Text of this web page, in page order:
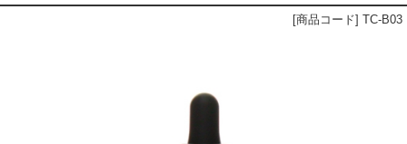
[商品コード] TC-B03